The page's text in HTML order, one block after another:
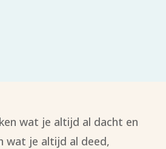
wat je altijd al dacht en
wat je altijd al deed,